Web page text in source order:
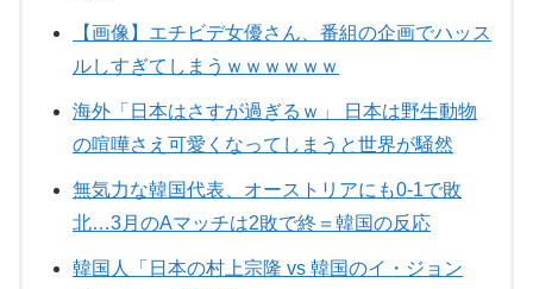
【画像】エチビデ女優さん、番組の企画でハッス
ルしすぎてしまうｗｗｗｗｗｗ
海外「日本はさすが過ぎるｗ」 日本は野生動物
の喧嘩さえ可愛くなってしまうと世界が騒然
無気力な韓国代表、オーストリアにも0-1で敗
北…3月のAマッチは2敗で終＝韓国の反応
韓国人「日本の村上宗隆 vs 韓国のイ・ジョン